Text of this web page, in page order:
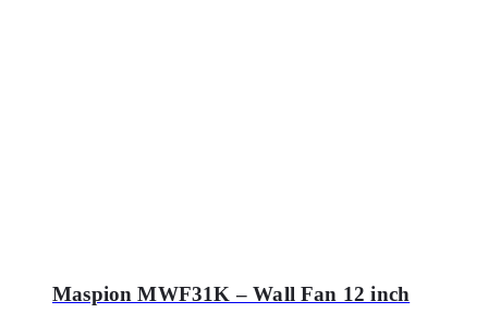
Maspion MWF31K – Wall Fan 12 inch